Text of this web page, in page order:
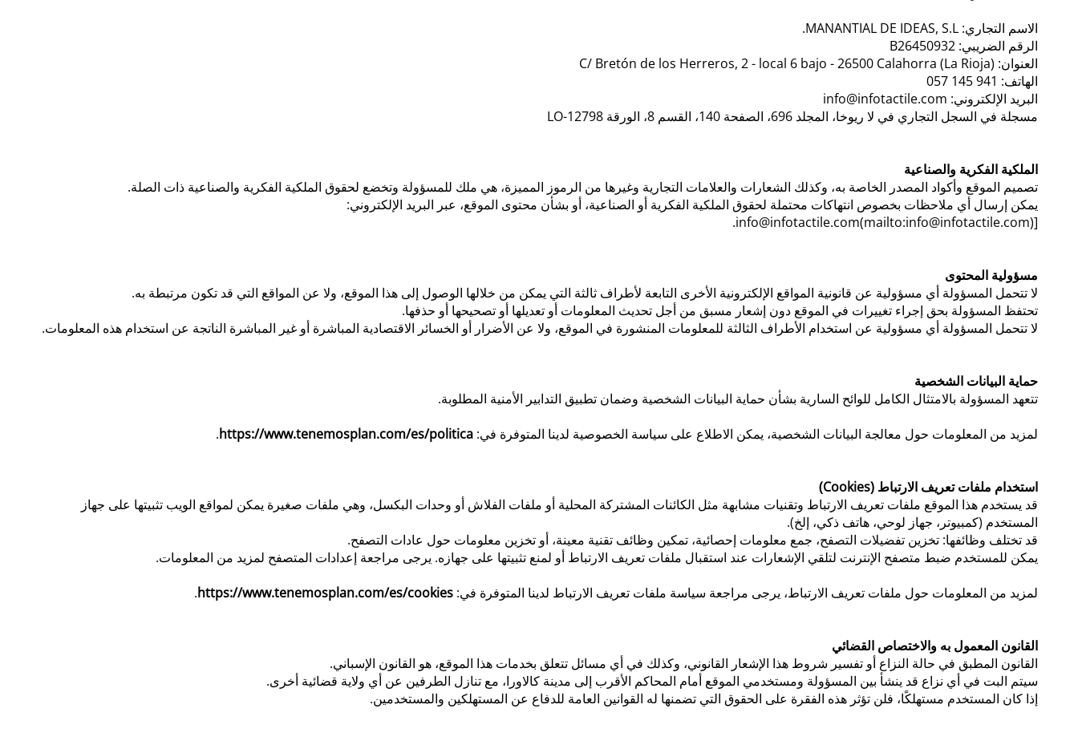
الاسم التجاري: MANANTIAL DE IDEAS, S.L.
الرقم الضريبي: B26450932
العنوان: C/ Bretón de los Herreros, 2 - local 6 bajo - 26500 Calahorra (La Rioja)
الهاتف: 941 145 057
البريد الإلكتروني: info@infotactile.com
مسجلة في السجل التجاري في لا ريوخا، المجلد 696، الصفحة 140، القسم 8، الورقة LO-12798
الملكية الفكرية والصناعية
تصميم الموقع وأكواد المصدر الخاصة به، وكذلك الشعارات والعلامات التجارية وغيرها من الرموز المميزة، هي ملك للمسؤولة وتخضع لحقوق الملكية الفكرية والصناعية ذات الصلة.
يمكن إرسال أي ملاحظات بخصوص انتهاكات محتملة لحقوق الملكية الفكرية أو الصناعية، أو بشأن محتوى الموقع، عبر البريد الإلكتروني:
[info@infotactile.com(mailto:info@infotactile.com).
مسؤولية المحتوى
لا تتحمل المسؤولة أي مسؤولية عن قانونية المواقع الإلكترونية الأخرى التابعة لأطراف ثالثة التي يمكن من خلالها الوصول إلى هذا الموقع، ولا عن المواقع التي قد تكون مرتبطة به.
تحتفظ المسؤولة بحق إجراء تغييرات في الموقع دون إشعار مسبق من أجل تحديث المعلومات أو تعديلها أو تصحيحها أو حذفها.
لا تتحمل المسؤولة أي مسؤولية عن استخدام الأطراف الثالثة للمعلومات المنشورة في الموقع، ولا عن الأضرار أو الخسائر الاقتصادية المباشرة أو غير المباشرة الناتجة عن استخدام هذه المعلومات.
حماية البيانات الشخصية
تتعهد المسؤولة بالامتثال الكامل للوائح السارية بشأن حماية البيانات الشخصية وضمان تطبيق التدابير الأمنية المطلوبة.
لمزيد من المعلومات حول معالجة البيانات الشخصية، يمكن الاطلاع على سياسة الخصوصية لدينا المتوفرة في: https://www.tenemosplan.com/es/politica
.
استخدام ملفات تعريف الارتباط (Cookies)
قد يستخدم هذا الموقع ملفات تعريف الارتباط وتقنيات مشابهة مثل الكائنات المشتركة المحلية أو ملفات الفلاش أو وحدات البكسل، وهي ملفات صغيرة يمكن لمواقع الويب تثبيتها على جهاز
المستخدم (كمبيوتر، جهاز لوحي، هاتف ذكي، إلخ).
قد تختلف وظائفها: تخزين تفضيلات التصفح، جمع معلومات إحصائية، تمكين وظائف تقنية معينة، أو تخزين معلومات حول عادات التصفح.
يمكن للمستخدم ضبط متصفح الإنترنت لتلقي الإشعارات عند استقبال ملفات تعريف الارتباط أو لمنع تثبيتها على جهازه. يرجى مراجعة إعدادات المتصفح لمزيد من المعلومات.
لمزيد من المعلومات حول ملفات تعريف الارتباط، يرجى مراجعة سياسة ملفات تعريف الارتباط لدينا المتوفرة في: https://www.tenemosplan.com/es/cookies
.
القانون المعمول به والاختصاص القضائي
القانون المطبق في حالة النزاع أو تفسير شروط هذا الإشعار القانوني، وكذلك في أي مسائل تتعلق بخدمات هذا الموقع، هو القانون الإسباني.
سيتم البت في أي نزاع قد ينشأ بين المسؤولة ومستخدمي الموقع أمام المحاكم الأقرب إلى مدينة كالاورا، مع تنازل الطرفين عن أي ولاية قضائية أخرى.
إذا كان المستخدم مستهلكًا، فلن تؤثر هذه الفقرة على الحقوق التي تضمنها له القوانين العامة للدفاع عن المستهلكين والمستخدمين.